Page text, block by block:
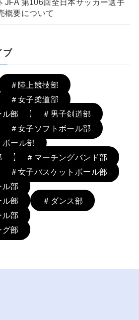
JFA 第106回全日本サッカー選手
概要について
ブ
＃陸上競技部
＃女子柔道部
ル部
＃男子剣道部
＃女子ソフトボール部
ボール部
＃マーチングバンド部
＃女子バスケットボール部
ル部
ル部
＃ダンス部
ル部
グ部